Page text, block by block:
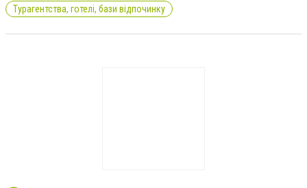
Турагентства, готелі, бази відпочинку